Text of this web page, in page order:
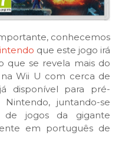
conhecemos
que este jogo irá
que se revela mais do
Wii U com cerca de
disponível para pré-
juntando-se
jogos da gigante
em português de